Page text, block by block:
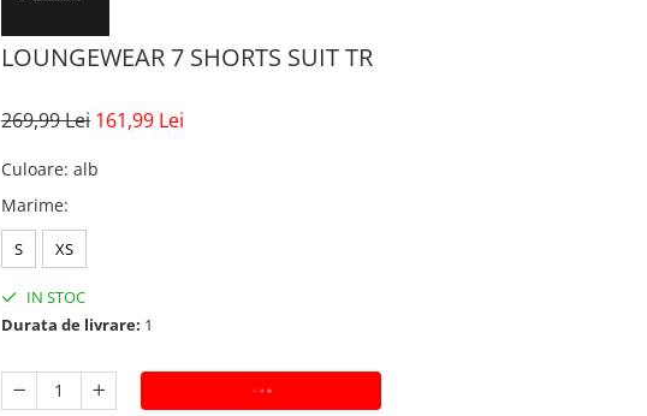
LOUNGEWEAR 7 SHORTS SUIT TR
269,99 Lei 161,99 Lei
Culoare: alb
Marime:
S XS
IN STOC
Durata de livrare: 1
ADAUGA IN COS